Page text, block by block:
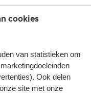
cookies
van statistieken om
Ook delen
site met onze